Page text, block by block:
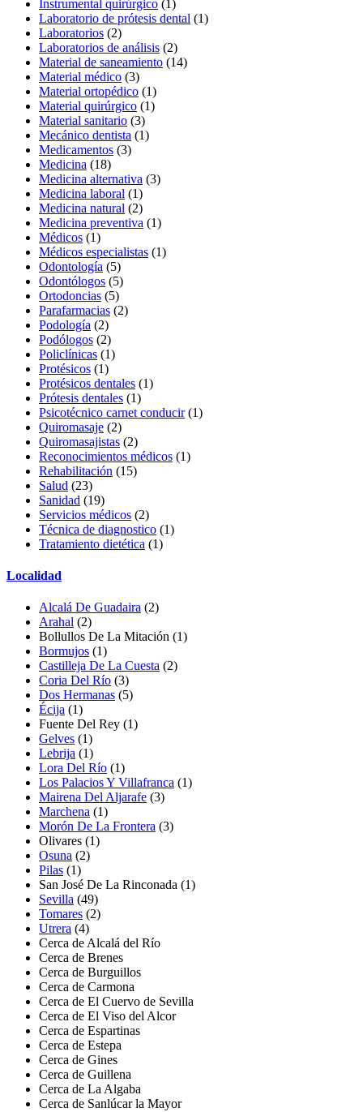
Instrumental quirúrgico (1)
Laboratorio de prótesis dental (1)
Laboratorios (2)
Laboratorios de análisis (2)
Material de saneamiento (14)
Material médico (3)
Material ortopédico (1)
Material quirúrgico (1)
Material sanitario (3)
Mecánico dentista (1)
Medicamentos (3)
Medicina (18)
Medicina alternativa (3)
Medicina laboral (1)
Medicina natural (2)
Medicina preventiva (1)
Médicos (1)
Médicos especialistas (1)
Odontología (5)
Odontólogos (5)
Ortodoncias (5)
Parafarmacias (2)
Podología (2)
Podólogos (2)
Policlínicas (1)
Protésicos (1)
Protésicos dentales (1)
Prótesis dentales (1)
Psicotécnico carnet conducir(1)
Quiromasaje (2)
Quiromasajistas (2)
Reconocimientos médicos (1)
Rehabilitación (15)
Salud (23)
Sanidad (19)
Servicios médicos (2)
Técnica de diagnostico (1)
Tratamiento dietética (1)
Localidad
Alcalá De Guadaira (2)
Arahal (2)
Bollullos De La Mitación (1)
Bormujos (1)
Castilleja De La Cuesta (2)
Coria Del Río (3)
Dos Hermanas (5)
Écija (1)
Fuente Del Rey (1)
Gelves (1)
Lebrija (1)
Lora Del Río (1)
Los Palacios Y Villafranca (1)
Mairena Del Aljarafe (3)
Marchena (1)
Morón De La Frontera (3)
Olivares (1)
Osuna (2)
Pilas (1)
San José De La Rinconada (1)
Sevilla (49)
Tomares (2)
Utrera (4)
Cerca de Alcalá del Río
Cerca de Brenes
Cerca de Burguillos
Cerca de Carmona
Cerca de El Cuervo de Sevilla
Cerca de El Viso del Alcor
Cerca de Espartinas
Cerca de Estepa
Cerca de Gines
Cerca de Guillena
Cerca de La Algaba
Cerca de Sanlúcar la Mayor